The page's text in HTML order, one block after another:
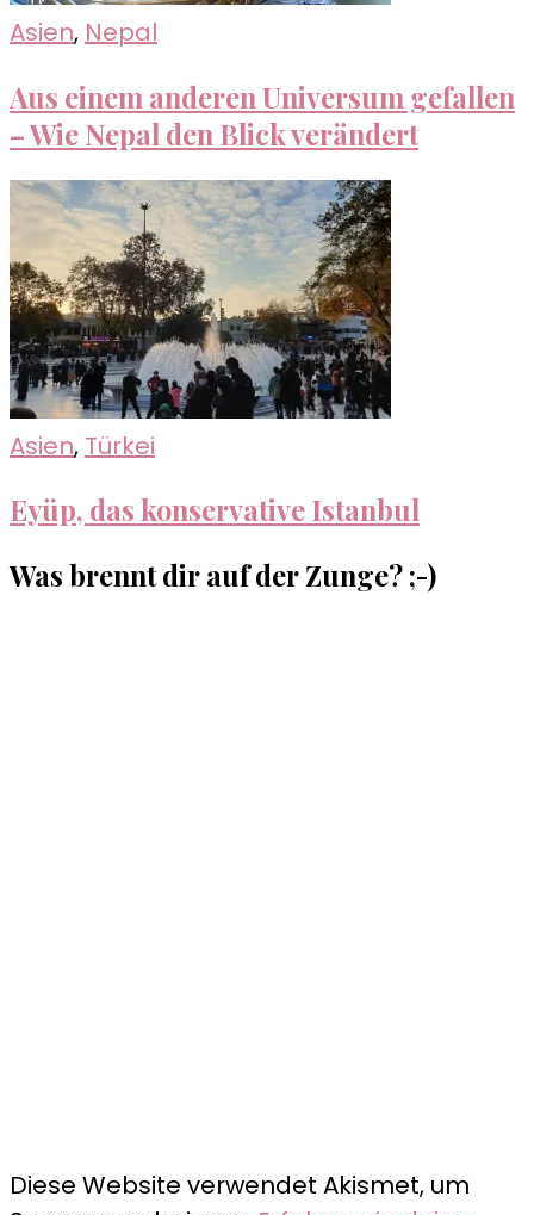
Asien, Nepal
Aus einem anderen Universum gefallen
– Wie Nepal den Blick verändert
Asien, Türkei
Eyüp, das konservative Istanbul
Was brennt dir auf der Zunge? ;-)
Diese Website verwendet Akismet, um